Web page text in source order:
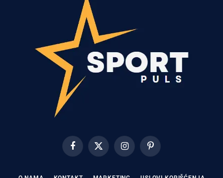
FacebookX
(Twitter)
InstagramPinterest